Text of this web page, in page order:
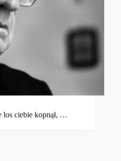
los ciebie kopnął, …